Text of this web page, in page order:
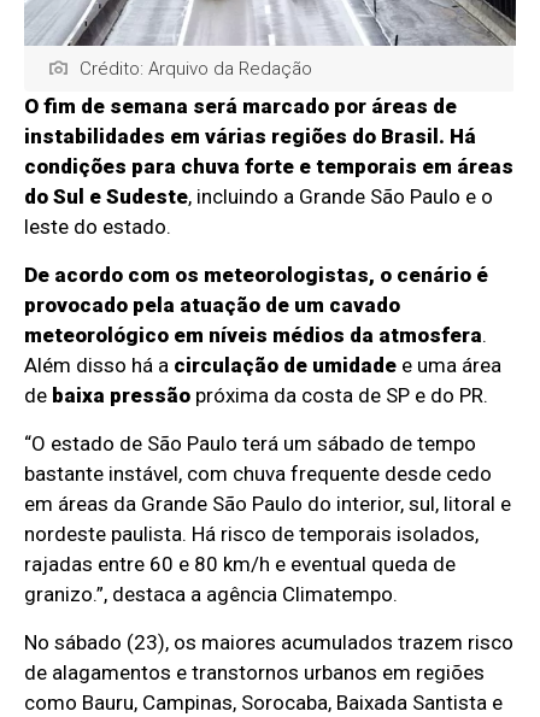
Crédito: Arquivo da Redação
O fim de semana será marcado por áreas de
instabilidades em várias regiões do Brasil. Há
condições para chuva forte e temporais em áreas
do Sul e Sudeste, incluindo a Grande São Paulo e o
leste do estado.
De acordo com os meteorologistas, o cenário é
provocado pela atuação de um cavado
meteorológico em níveis médios da atmosfera.
Além disso há a circulação de umidade e uma área
de baixa pressão próxima da costa de SP e do PR.
“O estado de São Paulo terá um sábado de tempo
bastante instável, com chuva frequente desde cedo
em áreas da Grande São Paulo do interior, sul, litoral e
nordeste paulista. Há risco de temporais isolados,
rajadas entre 60 e 80 km/h e eventual queda de
granizo.”, destaca a agência Climatempo.
No sábado (23), os maiores acumulados trazem risco
de alagamentos e transtornos urbanos em regiões
como Bauru, Campinas, Sorocaba, Baixada Santista e